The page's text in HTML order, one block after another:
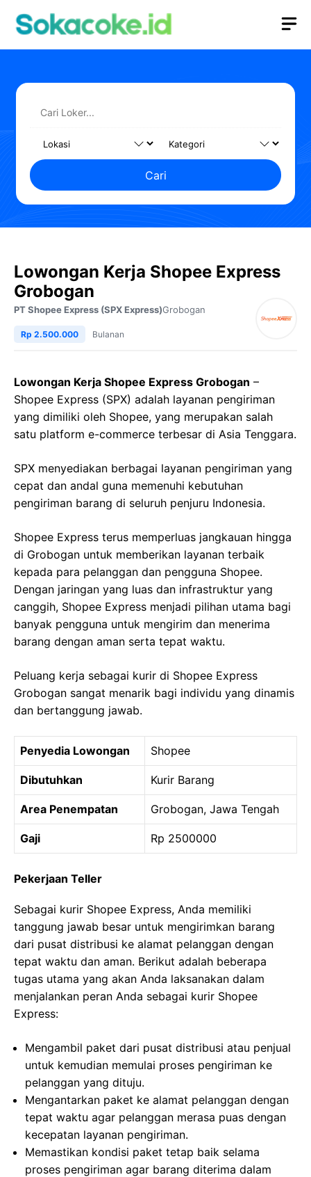
Cari
Lowongan Kerja Shopee Express
Grobogan
PT Shopee Express (SPX Express)Grobogan
Rp 2.500.000 Bulanan
Lowongan Kerja Shopee Express Grobogan –
Shopee Express (SPX) adalah layanan pengiriman
yang dimiliki oleh Shopee, yang merupakan salah
satu platform e-commerce terbesar di Asia Tenggara.
SPX menyediakan berbagai layanan pengiriman yang
cepat dan andal guna memenuhi kebutuhan
pengiriman barang di seluruh penjuru Indonesia.
Shopee Express terus memperluas jangkauan hingga
di Grobogan untuk memberikan layanan terbaik
kepada para pelanggan dan pengguna Shopee.
Dengan jaringan yang luas dan infrastruktur yang
canggih, Shopee Express menjadi pilihan utama bagi
banyak pengguna untuk mengirim dan menerima
barang dengan aman serta tepat waktu.
Peluang kerja sebagai kurir di Shopee Express
Grobogan sangat menarik bagi individu yang dinamis
dan bertanggung jawab.
Penyedia Lowongan Shopee
Dibutuhkan Kurir Barang
Area Penempatan Grobogan, Jawa Tengah
Gaji Rp 2500000
Pekerjaan Teller
Sebagai kurir Shopee Express, Anda memiliki
tanggung jawab besar untuk mengirimkan barang
dari pusat distribusi ke alamat pelanggan dengan
tepat waktu dan aman. Berikut adalah beberapa
tugas utama yang akan Anda laksanakan dalam
menjalankan peran Anda sebagai kurir Shopee
Express:
Mengambil paket dari pusat distribusi atau penjual
untuk kemudian memulai proses pengiriman ke
pelanggan yang dituju.
Mengantarkan paket ke alamat pelanggan dengan
tepat waktu agar pelanggan merasa puas dengan
kecepatan layanan pengiriman.
Memastikan kondisi paket tetap baik selama
proses pengiriman agar barang diterima dalam